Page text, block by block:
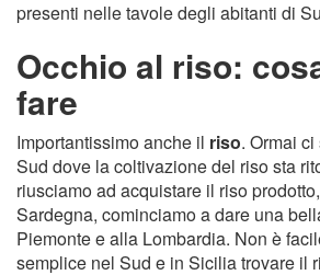
presenti nelle tavole degli abitanti di
Occhio al riso:
fare
Importantissimo anche il riso. Ormai
Sud dove la coltivazione del riso sta
riusciamo ad acquistare il riso
Sardegna, cominciamo a dare una
Piemonte e alla Lombardia. Non è
semplice nel Sud e in Sicilia trovare il